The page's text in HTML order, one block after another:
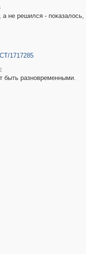
не решился - показалось,
1717285
быть разновременными.